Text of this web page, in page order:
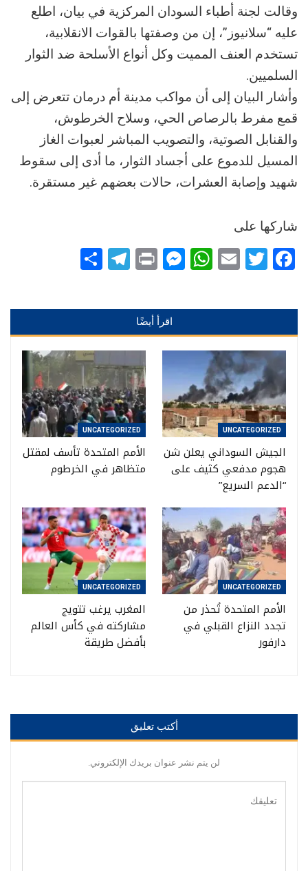
وقالت لجنة أطباء السودان المركزية في بيان، اطلع
عليه “سلانيوز”، إن من وصفتها بالقوات الانقلابية،
تستخدم العنف المميت وكل أنواع الأسلحة ضد الثوار
السلميين.
وأشار البيان إلى أن مواكب مدينة أم درمان تتعرض إلى
قمع مفرط بالرصاص الحي، وسلاح الخرطوش،
والقنابل الصوتية، والتصويب المباشر لعبوات الغاز
المسيل للدموع على أجساد الثوار، ما أدى إلى سقوط
شهيد وإصابة العشرات، حالات بعضهم غير مستقرة.
شاركها على
Facebook
Twitter
Email
WhatsApp
Messenger
Print
Telegram
اقرأ أيضًا
UNCATEGORIZED
الجيش السوداني يعلن شن
هجوم مدفعي كثيف على
“الدعم السريع”
UNCATEGORIZED
الأمم المتحدة تأسف لمقتل
متظاهر في الخرطوم
UNCATEGORIZED
الأمم المتحدة تُحذر من
تجدد النزاع القبلي في
دارفور
UNCATEGORIZED
المغرب يرغب تتويج
مشاركته في كأس العالم
بأفضل طريقة
أكتب تعليق
لن يتم نشر عنوان بريدك الإلكتروني.